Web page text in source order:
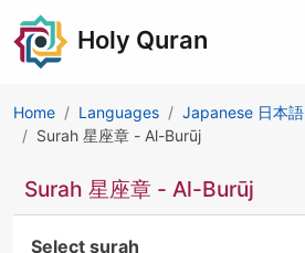
Holy Quran
Home Languages
Japanese 日本語
Surah 星座章 - Al-Burūj
Surah 星座章 - Al-Burūj
Select surah